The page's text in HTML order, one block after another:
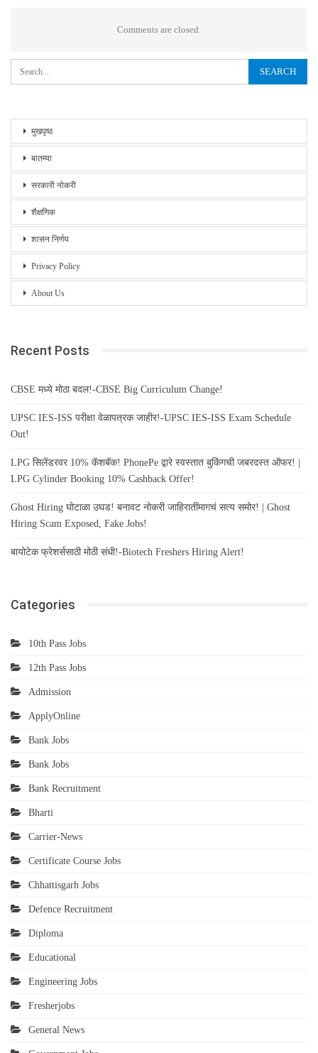
Comments are closed.
मुखपृष्ठ
बातम्या
सरकारी नोकरी
शैक्षणिक
शासन निर्णय
Privacy Policy
About Us
Recent Posts
CBSE मध्ये मोठा बदल!-CBSE Big Curriculum Change!
UPSC IES-ISS परीक्षा वेळापत्रक जाहीर!-UPSC IES-ISS Exam Schedule
Out!
LPG सिलेंडरवर 10% कॅशबॅक! PhonePe द्वारे स्वस्तात बुकिंगची जबरदस्त ऑफर! |
LPG Cylinder Booking 10% Cashback Offer!
Ghost Hiring घोटाळा उघड! बनावट नोकरी जाहिरातींमागचं सत्य समोर! | Ghost
Hiring Scam Exposed, Fake Jobs!
बायोटेक फ्रेशर्ससाठी मोठी संधी!-Biotech Freshers Hiring Alert!
Categories
10th Pass Jobs
12th Pass Jobs
Admission
ApplyOnline
Bank Jobs
Bank Jobs
Bank Recruitment
Bharti
Carrier-News
Certificate Course Jobs
Chhattisgarh Jobs
Defence Recruitment
Diploma
Educational
Engineering Jobs
Fresherjobs
General News